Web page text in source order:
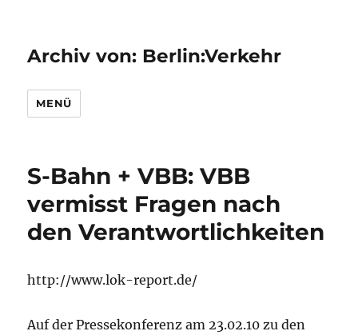
Archiv von: Berlin:Verkehr
MENÜ
S-Bahn + VBB: VBB
vermisst Fragen nach
den Verantwortlichkeiten
http://www.lok-report.de/
Auf der Pressekonferenz am 23.02.10 zu den